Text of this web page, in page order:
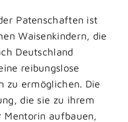
Patenschaften ist
Waisenkindern, die
Deutschland
reibungslose
zu ermöglichen. Die
die sie zu ihrem
Mentorin aufbauen,